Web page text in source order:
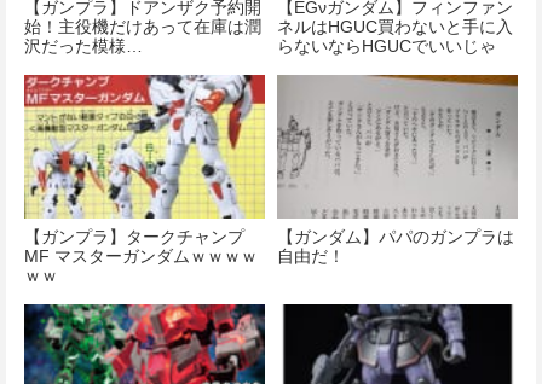
【ガンプラ】ドアンザク予約開
始！主役機だけあって在庫は潤
沢だった模様…
【EGνガンダム】フィンファン
ネルはHGUC買わないと手に入
らないならHGUCでいいじゃ
【ガンプラ】タークチャンプ
MF マスターガンダムｗｗｗｗ
ｗｗ
【ガンダム】パパのガンプラは
自由だ！